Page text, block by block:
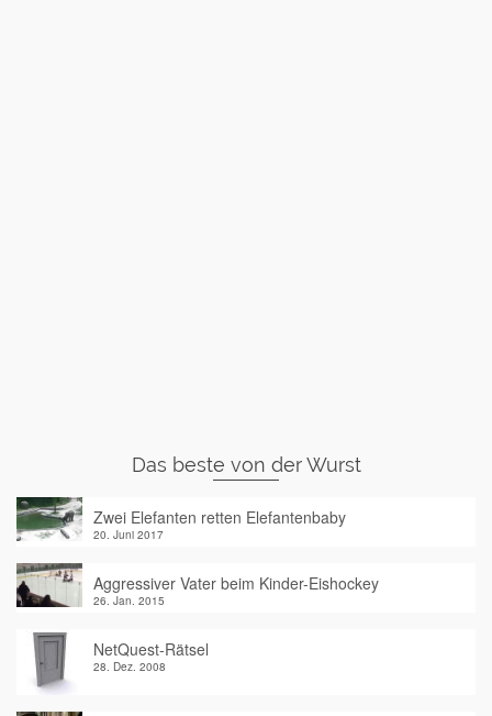
Das beste von der Wurst
Zwei Elefanten retten Elefantenbaby
20. Juni 2017
Aggressiver Vater beim Kinder-Eishockey
26. Jan. 2015
NetQuest-Rätsel
28. Dez. 2008